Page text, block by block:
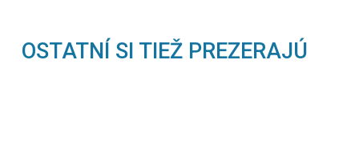
OSTATNÍ SI TIEŽ PREZERAJÚ